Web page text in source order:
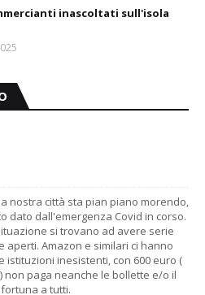
inascoltati sull'isola
nostra città sta pian piano morendo,
dato dall'emergenza Covid in corso.
si trovano ad avere serie
aperti. Amazon e similari ci hanno
istituzioni inesistenti, con 600 euro (
non paga neanche le bollette e/o il
a tutti.